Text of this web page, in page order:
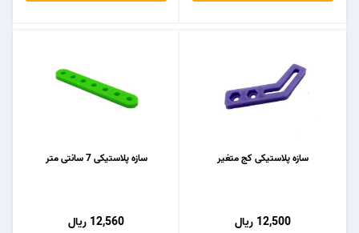
سازه پلاستیکی 7 سانتی متر
12,560 ریال
سازه پلاستیکی کج متغیر
12,500 ریال